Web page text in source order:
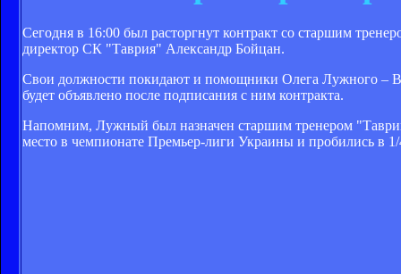
Сегодня в 16:00 был расторгнут контракт со старшим
директор СК "Таврия" Александр Бойцан.
Свои должности покидают и помощники Олега Лужного –
будет объявлено после подписания с ним контракта.
Напомним, Лужный был назначен старшим тренером
место в чемпионате Премьер-лиги Украины и пробились в